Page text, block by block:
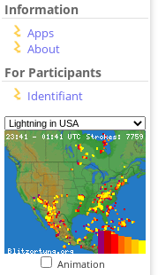
Information
Apps
About
For Participants
Identifiant
Animation